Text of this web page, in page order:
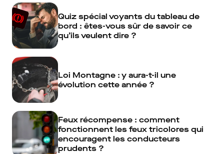
Quiz spécial voyants du tableau de
bord : êtes-vous sûr de savoir ce
qu’ils veulent dire ?
Loi Montagne : y aura-t-il une
évolution cette année ?
Feux récompense : comment
fonctionnent les feux tricolores qui
encouragent les conducteurs
prudents ?